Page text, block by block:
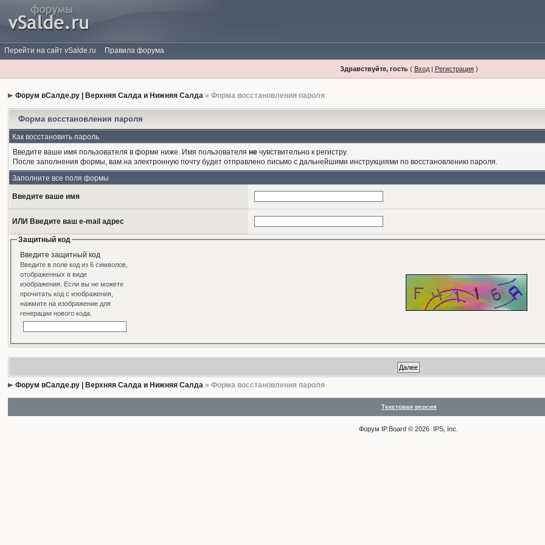
Перейти на сайт vSalde.ru Правила форума
Здравствуйте, гость( Вход| Регистрация)
Форум вСалде.ру | Верхняя Салда и Нижняя Салда » Форма восстановления пароля
Форма восстановления пароля
Как восстановить пароль
Введите ваше имя пользователя в форме ниже. Имя пользователяне чувствительно к регистру.
После заполнения формы, вам на электронную почту будет отправлено письмо с дальнейшими инструкциями по восстановлению пароля.
Заполните все поля формы
Введите ваше имя
ИЛИ Введите ваш e-mail адрес
Защитный код
Введите защитный код
Введите в поле код из 6 символов,
отображенных в виде
изображения. Если вы не можете
прочитать код с изображения,
нажмите на изображение для
генерации нового кода.
Форум вСалде.ру | Верхняя Салда и Нижняя Салда » Форма восстановления пароля
Текстовая версия
Форум IP.Board © 2026 IPS, Inc